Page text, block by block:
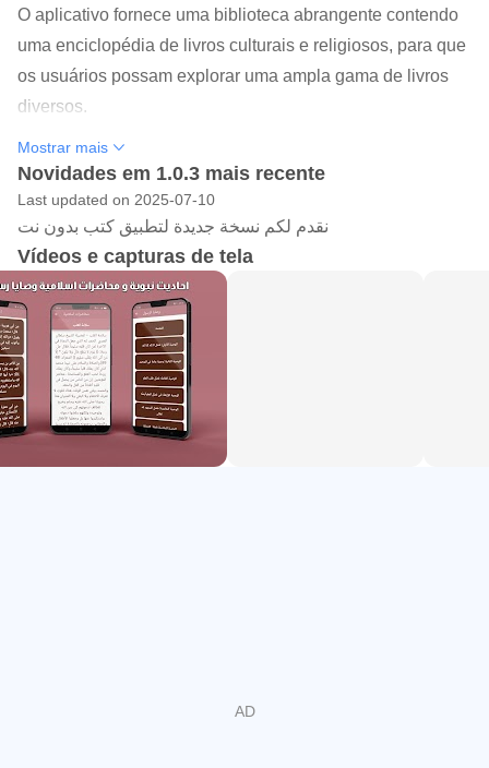
O aplicativo fornece uma biblioteca abrangente contendo
uma enciclopédia de livros culturais e religiosos, para que
os usuários possam explorar uma ampla gama de livros
diversos.
Se você é um fã de audiolivros, o aplicativo também inclui
audiolivros que permitem aos usuários ouvir livros em vez
de lê-los, proporcionando uma agradável experiência de
leitura em movimento ou em momentos de descanso.
Você pode encontrar uma variedade de histórias e
romances adequados para todas as idades, desde
histórias para dormir até romances policiais e
aterrorizantes, e até mesmo os famosos romances de
Abeer.
Assim como o aplicativo não descuidou dos aspectos
Mostrar mais
Novidades em 1.0.3 mais recente
Last updated on 2025-07-10
نقدم لكم نسخة جديدة لتطبيق كتب بدون نت
Vídeos e capturas de tela